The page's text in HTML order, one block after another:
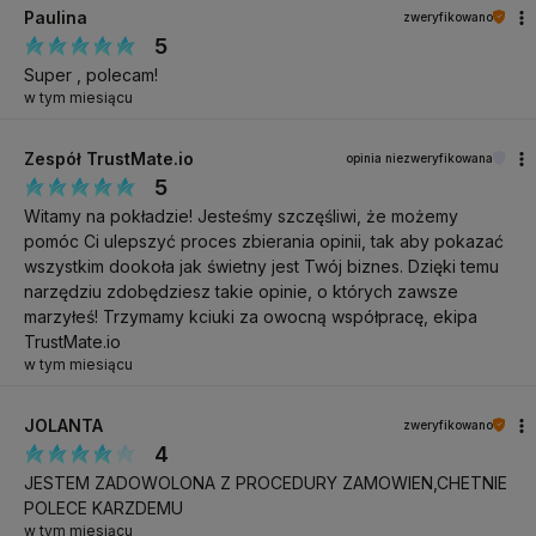
Dane:
Kolor obicia: odcienie bieli
Siłownik: gazowy
Specyfikacja
NAZWA PRODUKTU
Taboret kosmetyczny
AM-310v biały
KOD PRODUKTU
WYBRANE INFORMACJE
Paulina zweryfikowano
5
Super , polecam!
w tym miesiącu
Zespół TrustMate.io opinia niezweryfikowana
5
Witamy na pokładzie! Jesteśmy szczęśliwi, że możemy
pomóc Ci ulepszyć proces zbierania opinii, tak aby pokazać
wszystkim dookoła jak świetny jest Twój biznes. Dzięki temu
narzędziu zdobędziesz takie opinie, o których zawsze
marzyłeś! Trzymamy kciuki za owocną współpracę, ekipa
TrustMate.io
w tym miesiącu
JOLANTA zweryfikowano
4
JESTEM ZADOWOLONA Z PROCEDURY ZAMOWIEN,CHETNIE
POLECE KARZDEMU
w tym miesiącu